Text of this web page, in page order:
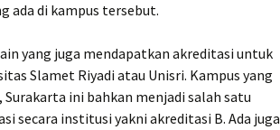
ada di kampus tersebut.
yang juga mendapatkan akreditasi untuk
Slamet Riyadi atau Unisri. Kampus yang
ini bahkan menjadi salah satu
secara institusi yakni akreditasi B. Ada juga